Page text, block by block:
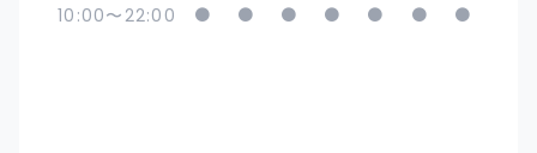
10:00〜22:00
● ● ● ● ● ● ●